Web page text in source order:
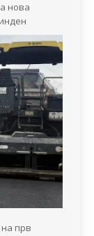
нова
прв